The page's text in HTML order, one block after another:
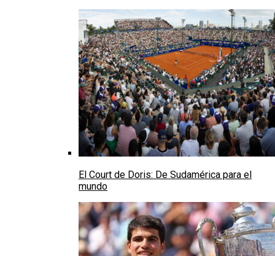
El Court de Doris: De Sudamérica para el
mundo